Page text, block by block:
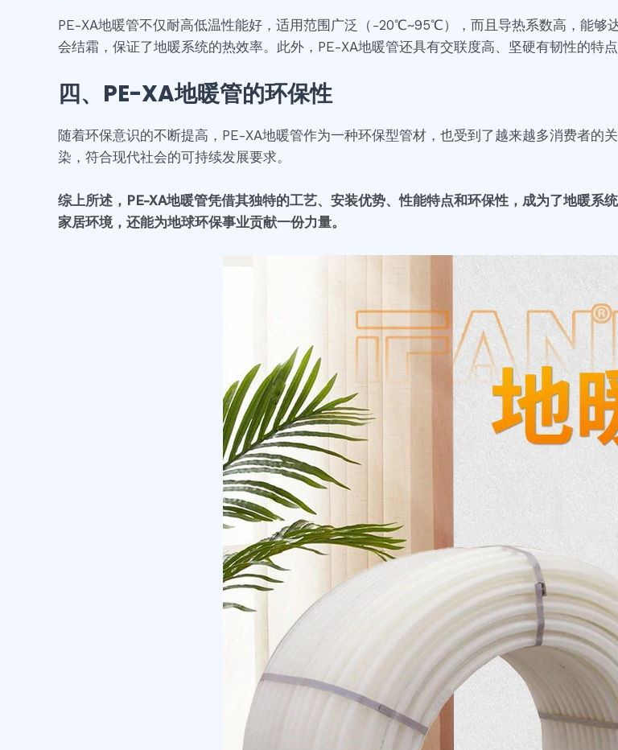
PE-XA地暖管不仅耐高低温性能好，适用范围广泛（-20℃~95℃），而且导热系数高，能够
会结霜，保证了地暖系统的热效率。此外，PE-XA地暖管还具有交联度高、坚硬有韧性的特
四、PE-XA地暖管的环保性
随着环保意识的不断提高，PE-XA地暖管作为一种环保型管材，也受到了越来越多消费者的
染，符合现代社会的可持续发展要求。
综上所述，PE-XA地暖管凭借其独特的工艺、安装优势、性能特点和环保性，成为了地暖系
家居环境，还能为地球环保事业贡献一份力量。